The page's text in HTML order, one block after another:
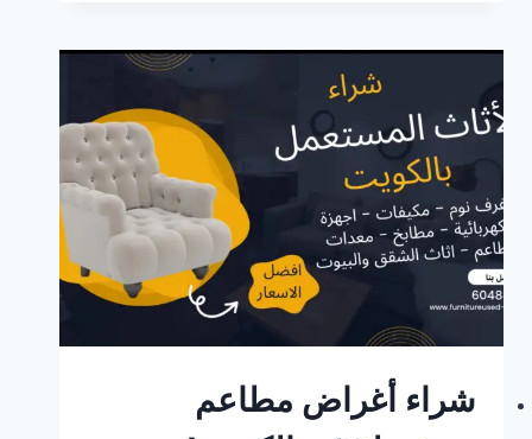
الكويت:
اتصل
افضل
الاسعار
في
الكويت
شراء أغراض مطاعم